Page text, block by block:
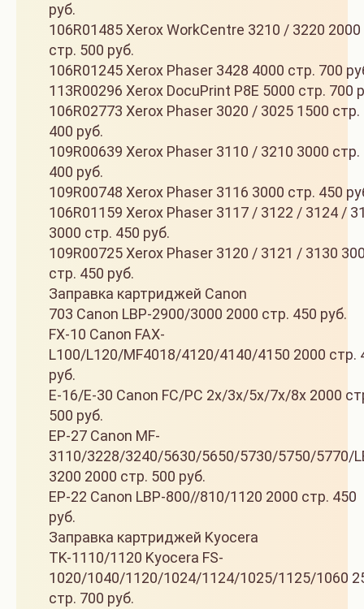
руб.
106R01485 Xerox WorkCentre 3210 / 3220 2000
стр. 500 руб.
106R01245 Xerox Phaser 3428 4000 стр. 700
113R00296 Xerox DocuPrint P8E 5000 стр. 700
106R02773 Xerox Phaser 3020 / 3025 1500 стр.
400 руб.
109R00639 Xerox Phaser 3110 / 3210 3000 стр.
400 руб.
109R00748 Xerox Phaser 3116 3000 стр. 450
106R01159 Xerox Phaser 3117 / 3122 / 3124 /
3000 стр. 450 руб.
109R00725 Xerox Phaser 3120 / 3121 / 3130
стр. 450 руб.
Заправка картриджей Canon
703 Canon LBP-2900/3000 2000 стр. 450 руб.
FX-10 Canon FAX-
L100/L120/MF4018/4120/4140/4150 2000 стр.
руб.
E-16/E-30 Canon FC/PC 2x/3x/5x/7x/8x 2000
500 руб.
EP-27 Canon MF-
3110/3228/3240/5630/5650/5730/5750/5770/
3200 2000 стр. 500 руб.
EP-22 Canon LBP-800//810/1120 2000 стр. 450
руб.
Заправка картриджей Kyocera
TK-1110/1120 Kyocera FS-
1020/1040/1120/1024/1124/1025/1125/1060
стр. 700 руб.